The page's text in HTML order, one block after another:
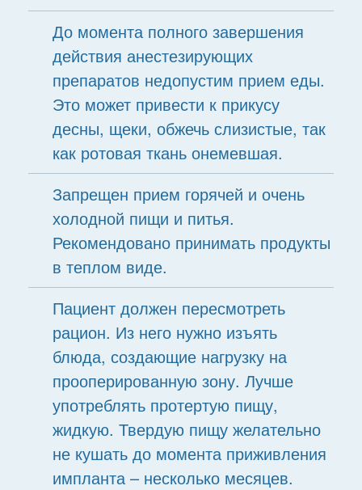
До момента полного завершения
действия анестезирующих
препаратов недопустим прием еды.
Это может привести к прикусу
десны, щеки, обжечь слизистые, так
как ротовая ткань онемевшая.
Запрещен прием горячей и очень
холодной пищи и питья.
Рекомендовано принимать продукты
в теплом виде.
Пациент должен пересмотреть
рацион. Из него нужно изъять
блюда, создающие нагрузку на
прооперированную зону. Лучше
употреблять протертую пищу,
жидкую. Твердую пищу желательно
не кушать до момента приживления
импланта – несколько месяцев.